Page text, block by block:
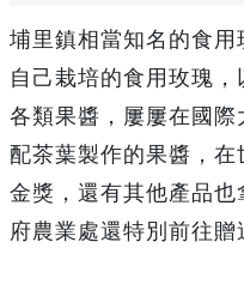
埔里鎮相當知名的食用
自己栽培的食用玫瑰
各類果醬，屢屢在國
配茶葉製作的果醬，
金獎，還有其他產品
府農業處還特別前往贈